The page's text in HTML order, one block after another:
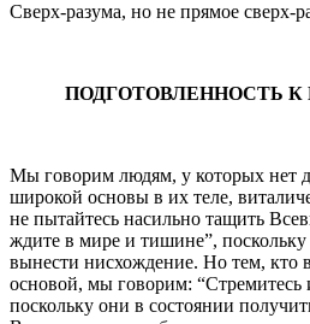
Сверх-разума, но не прямое сверх-
ПОДГОТОВЛЕННОСТЬ
Мы говорим людям, у которых нет
широ­кой основы в их теле,
не пытайтесь насильно тащить
ждите в мире и тишине”,
вынести нисхождение. Но тем, кто
основой, мы говорим: “Стремитесь
поскольку они в состоянии